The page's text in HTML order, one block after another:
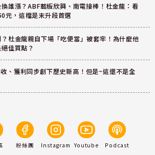
誰漲？ABF載板欣興、南電接棒！杜金龍：看
元，這檔是末升段首選
杜金龍親自下場「吃便當」被套牢！為什麼他
佳買點？
、獲利同步創下歷史新高！但是~這還不是全
粉絲團 Instagram Youtube Podcast